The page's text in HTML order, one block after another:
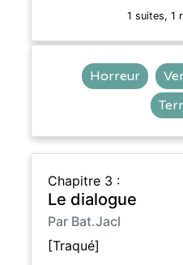
1 suites, 1
Horreur
Chapitre 3 :
Le dialogue
Par Bat.Jacl
[Traqué]